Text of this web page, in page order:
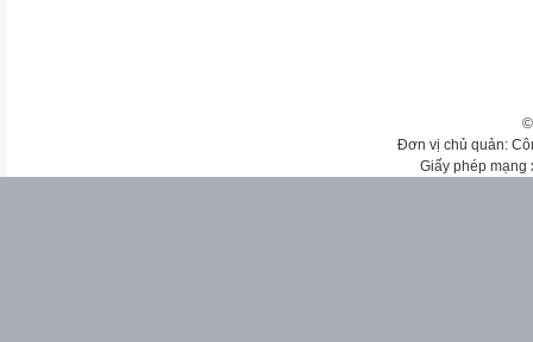
Đơn vị chủ quản:
Giấy phép mạng